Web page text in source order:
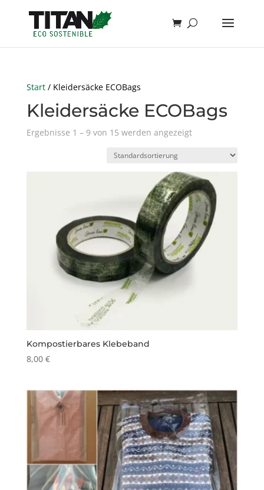
Start/ Kleidersäcke ECOBags
Kleidersäcke ECOBags
Ergebnisse 1 – 9 von 15 werden angezeigt
Kompostierbares Klebeband
8,00 €